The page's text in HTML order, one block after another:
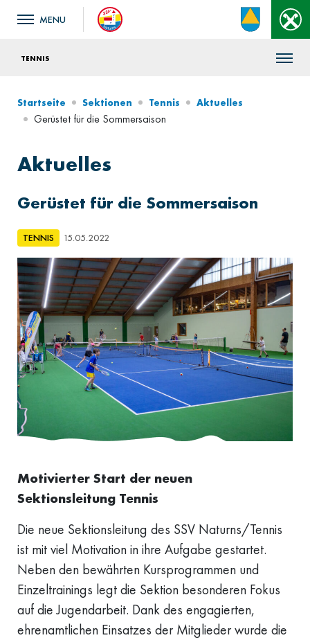
TENNIS
Startseite Sektionen Tennis Aktuelles
Gerüstet für die Sommersaison
Aktuelles
Gerüstet für die Sommersaison
TENNIS 15.05.2022
Motivierter Start der neuen
Sektionsleitung Tennis
Die neue Sektionsleitung des SSV Naturns/Tennis
ist mit viel Motivation in ihre Aufgabe gestartet.
Neben den bewährten Kursprogrammen und
Einzeltrainings legt die Sektion besonderen Fokus
auf die Jugendarbeit. Dank des engagierten,
ehrenamtlichen Einsatzes der Mitglieder wurde die